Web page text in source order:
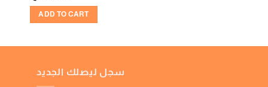
ADD TO CART
سجل ليصلك الجديد